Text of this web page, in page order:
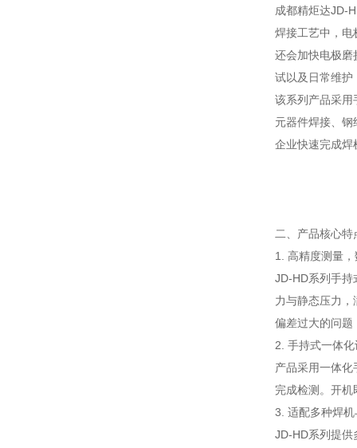
成都精炬达JD-
焊接工艺中，电
还会加快电极磨
试以及日常维护
该系列产品采用
元器件焊接、
企业快速完成焊
二、产品核心特
1. 高精度测量
JD-HD系列手持
力与静态压力
偏差过大的问题
2. 手持式一体
产品采用一体
完成检测。开
3. 适配多种焊
JD-HD系列提供